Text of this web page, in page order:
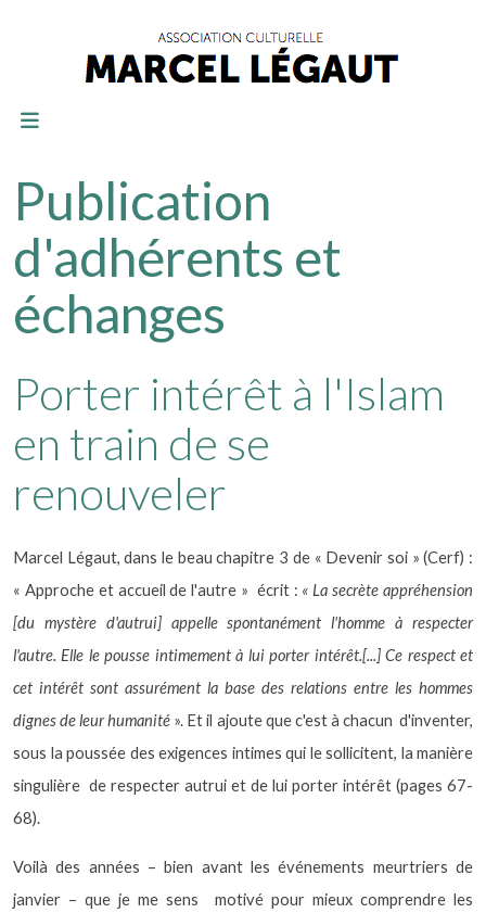
Publication
d'adhérents et
échanges
Porter intérêt à l'Islam
en train de se
renouveler
Marcel Légaut, dans le beau chapitre 3 de « Devenir soi » (Cerf) :
« Approche et accueil de l'autre » écrit : « La secrète appréhension
[du mystère d'autrui] appelle spontanément l'homme à respecter
l'autre. Elle le pousse intimement à lui porter intérêt.[...] Ce respect et
cet intérêt sont assurément la base des relations entre les hommes
dignes de leur humanité ». Et il ajoute que c'est à chacun d'inventer,
sous la poussée des exigences intimes qui le sollicitent, la manière
singulière de respecter autrui et de lui porter intérêt (pages 67-
68).
Voilà des années – bien avant les événements meurtriers de
janvier – que je me sens
motivé pour mieux comprendre les